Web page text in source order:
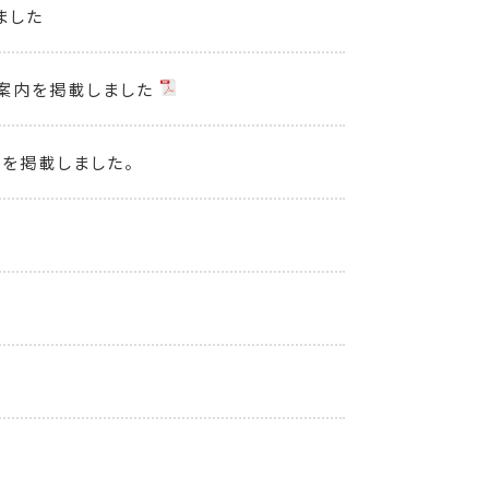
た
内を掲載しました
掲載しました。